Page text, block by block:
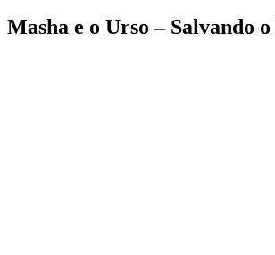
Masha e o Urso – Salvando